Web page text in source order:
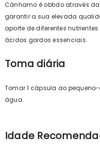
Cânhamo é obtido através
garantir a sua elevada
aporte de diferentes
ácidos gordos essenciais.
Toma diária
Tomar 1 cápsula ao
água.
Idade